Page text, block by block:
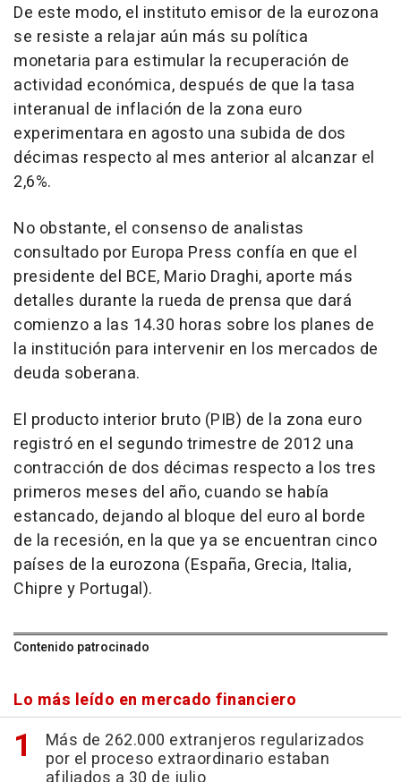
De este modo, el instituto emisor de la eurozona
se resiste a relajar aún más su política
monetaria para estimular la recuperación de
actividad económica, después de que la tasa
interanual de inflación de la zona euro
experimentara en agosto una subida de dos
décimas respecto al mes anterior al alcanzar el
2,6%.
No obstante, el consenso de analistas
consultado por Europa Press confía en que el
presidente del BCE, Mario Draghi, aporte más
detalles durante la rueda de prensa que dará
comienzo a las 14.30 horas sobre los planes de
la institución para intervenir en los mercados de
deuda soberana.
El producto interior bruto (PIB) de la zona euro
registró en el segundo trimestre de 2012 una
contracción de dos décimas respecto a los tres
primeros meses del año, cuando se había
estancado, dejando al bloque del euro al borde
de la recesión, en la que ya se encuentran cinco
países de la eurozona (España, Grecia, Italia,
Chipre y Portugal).
Contenido patrocinado
Lo más leído en mercado financiero
Más de 262.000 extranjeros regularizados
por el proceso extraordinario estaban